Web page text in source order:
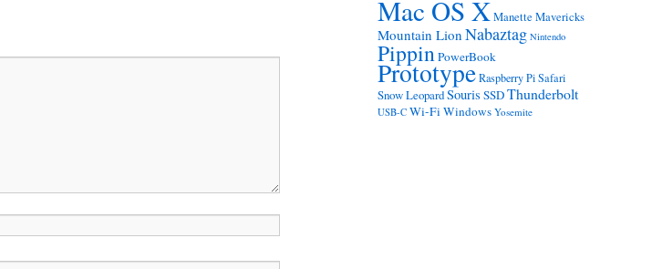
Mac OS X Manette Mavericks
Mountain Lion Nabaztag Nintendo
PippinPowerBook
Prototype Raspberry Pi Safari
Snow LeopardSouris SSDThunderbolt
USB-C Wi-FiWindows Yosemite